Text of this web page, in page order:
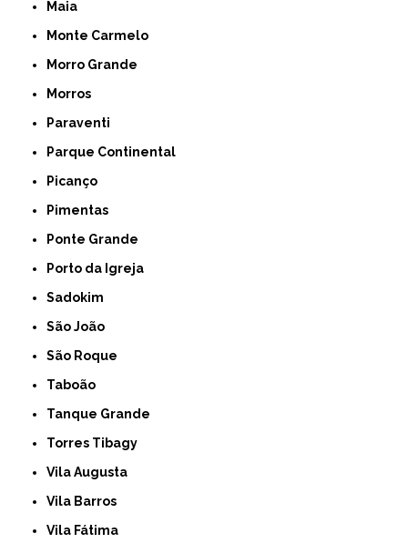
Maia
Monte Carmelo
Morro Grande
Morros
Paraventi
Parque Continental
Picanço
Pimentas
Ponte Grande
Porto da Igreja
Sadokim
São João
São Roque
Taboão
Tanque Grande
Torres Tibagy
Vila Augusta
Vila Barros
Vila Fátima